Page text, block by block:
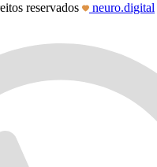
reservados
neuro.digital